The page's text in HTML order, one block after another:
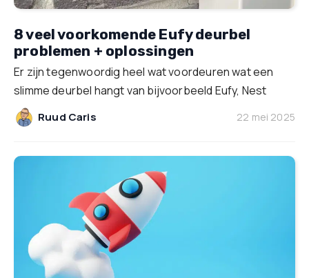
8 veel voorkomende Eufy deurbel
problemen + oplossingen
Er zijn tegenwoordig heel wat voordeuren wat een
slimme deurbel hangt van bijvoorbeeld Eufy, Nest
Ruud Caris 22 mei 2025